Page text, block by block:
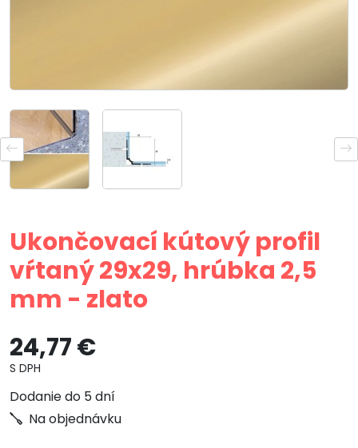
Ukončovací kútový profil
vŕtaný 29x29, hrúbka 2,5
mm - zlato
24,77 €
S DPH
Dodanie do 5 dní
Na objednávku